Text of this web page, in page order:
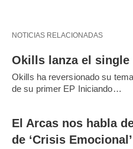
NOTICIAS RELACIONADAS
Okills lanza el single
Okills ha reversionado su
de su primer EP Iniciando…
El Arcas nos habla
de ‘Crisis